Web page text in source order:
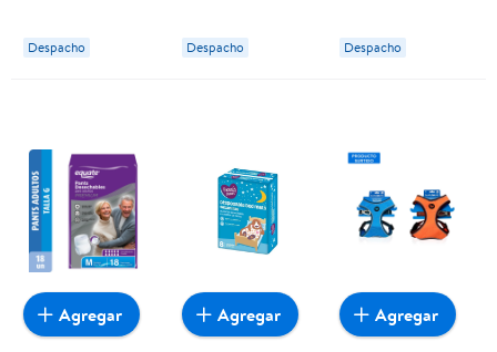
Despacho Despacho Despacho
Agregar Agregar Agregar